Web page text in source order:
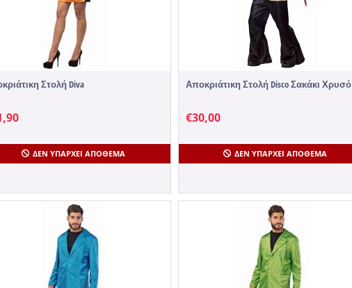
Στολή Diva
ΔΕΝ ΥΠΆΡΧΕΙ ΑΠΌΘΕΜΑ
Αποκριάτικη Στολή Disco Σακάκι Χρυσό
€30,00
ΔΕΝ ΥΠΆΡΧΕΙ ΑΠΌΘΕΜΑ